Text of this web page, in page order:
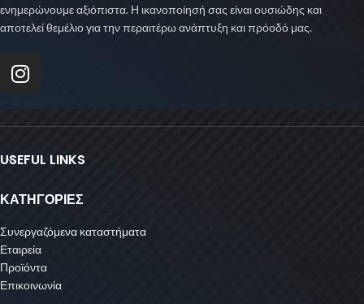
ενημερώνουμε αξιόπιστα. Η ικανοποίησή σας είναι ουσιώδης και
αποτελεί θεμέλιο για την περαιτέρω ανάπτυξη και πρόοδό μας.
USEFUL LINKS
ΚΑΤΗΓΟΡΙΕΣ
Συνεργαζόμενα καταστήματα
Εταιρεία
Προϊόντα
Επικοινωνία